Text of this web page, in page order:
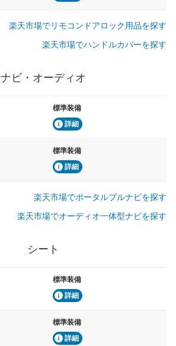
楽天市場でリモコンドアロック用品を探す
楽天市場でハンドルカバーを探す
ナビ・オーディオ
標準装備
詳細
標準装備
詳細
楽天市場でポータルブルナビを探す
楽天市場でオーディオ一体型ナビを探す
シート
標準装備
詳細
標準装備
詳細